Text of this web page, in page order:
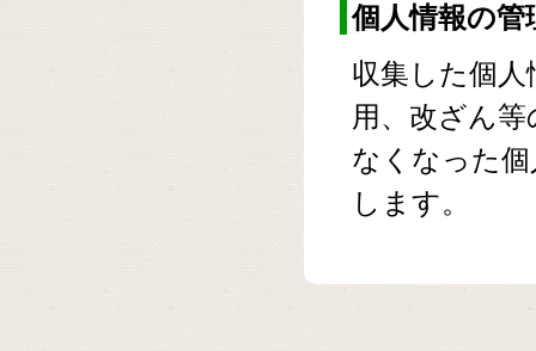
個人情報の管
収集した個
用、改ざん
なくなった
します。